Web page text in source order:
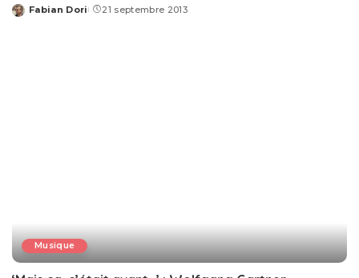
Posted
Fabian Dori 21 septembre 2013
Musique